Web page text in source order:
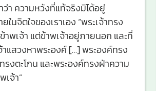
า ความหวังที่แท้จริงมิได้อยู่
นจิตใจของเราเอง “พระเจ้าทรง
พเจ้า แต่ข้าพเจ้าอยู่ภายนอก และที่
แสวงหาพระองค์ […] พระองค์ทรง
รงตะโกน และพระองค์ทรงฝ่าความ
จ้า”